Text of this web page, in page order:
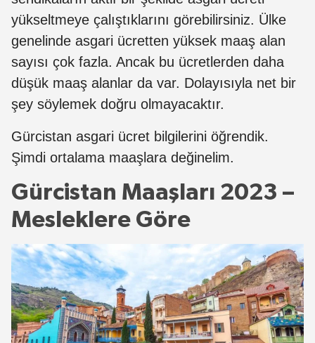
yükseltmeye çalıştıklarını görebilirsiniz. Ülke
genelinde asgari ücretten yüksek maaş alan
sayısı çok fazla. Ancak bu ücretlerden daha
düşük maaş alanlar da var. Dolayısıyla net bir
şey söylemek doğru olmayacaktır.
Gürcistan asgari ücret bilgilerini öğrendik.
Şimdi ortalama maaşlara değinelim.
Gürcistan Maaşları 2023 –
Mesleklere Göre